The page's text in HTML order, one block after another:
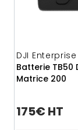
DJI Enterprise
Batterie TB50
Matrice 200
175€ HT